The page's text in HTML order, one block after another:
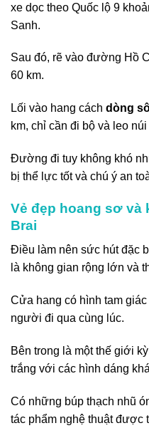
xe dọc theo Quốc lộ 9
Sanh.
Sau đó, rẽ vào đường Hồ
60 km.
Lối vào hang cách dòng
km, chỉ cần đi bộ và leo
Đường đi tuy không khó
bị thể lực tốt và chú ý an
Vẻ đẹp hoang sơ và
Brai
Điều làm nên sức hút đặc
là không gian rộng lớn và
Cửa hang có hình tam
người đi qua cùng lúc.
Bên trong là một thế giới
trắng với các hình dáng
Có những búp thạch nhũ
tác phẩm nghệ thuật được